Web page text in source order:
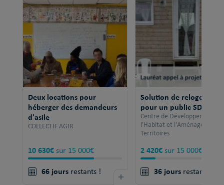
Deux locations pour
héberger des demandeurs
d'asile
COLLECTIF AGIR
10 630€ sur 15 000€
66 jours restants ! +
Solution de relogement
pour un public SDF
Centre de Développement
l'Habitat et l'Aménagement
Territoires
2 420€ sur 15 000€
36 jours restants !